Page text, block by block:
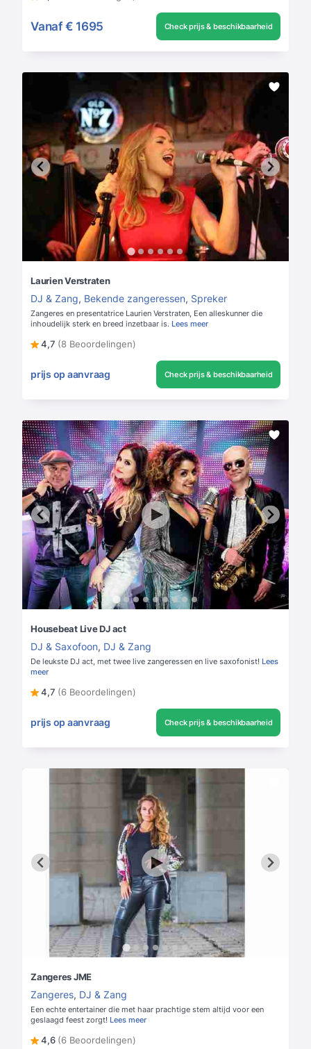
Vanaf € 1695 Check prijs & beschikbaarheid
Laurien Verstraten
DJ & Zang, Bekende zangeressen, Spreker
Zangeres en presentatrice Laurien Verstraten, Een alleskunner die
inhoudelijk sterk en breed inzetbaar is. Lees meer
4,7 (8 Beoordelingen)
prijs op aanvraag Check prijs & beschikbaarheid
Housebeat Live DJ act
DJ & Saxofoon, DJ & Zang
De leukste DJ act, met twee live zangeressen en live saxofonist! Lees
meer
4,7 (6 Beoordelingen)
prijs op aanvraag Check prijs & beschikbaarheid
Zangeres JME
Zangeres, DJ & Zang
Een echte entertainer die met haar prachtige stem altijd voor een
geslaagd feest zorgt! Lees meer
4,6 (6 Beoordelingen)